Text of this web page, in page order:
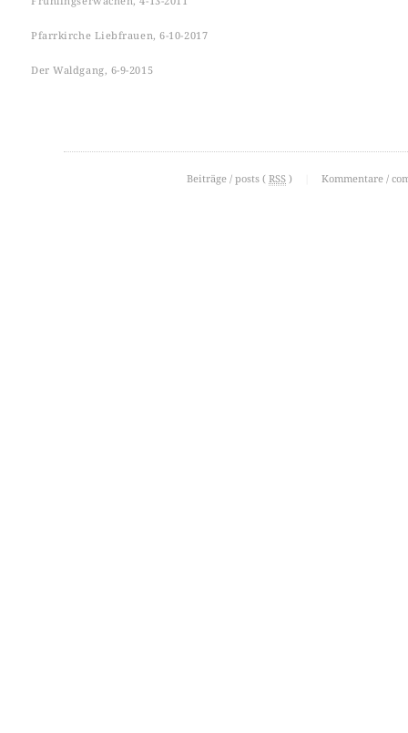
Pfarrkirche Liebfrauen, 6-10-2017
Der Waldgang, 6-9-2015
Beiträge / posts ( RSS ) Kommentare /